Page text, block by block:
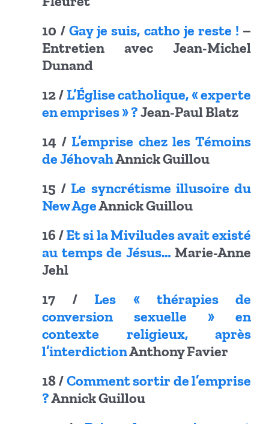
10 /Gay je suis, catho je reste ! –
Entretien avec Jean-Michel
Dunand
12 / L’Église catholique, « experte
en emprises » ?Jean-Paul Blatz
14 / L’emprise chez les Témoins
de JéhovahAnnick Guillou
15 / Le syncrétisme illusoire du
New AgeAnnick Guillou
16 /Et si la Miviludes avait existé
au temps de Jésus… Marie-Anne
Jehl
17 / Les « thérapies de
conversion sexuelle » en
contexte religieux, après
l’interdictionAnthony Favier
18 /Comment sortir de l’emprise
?Annick Guillou